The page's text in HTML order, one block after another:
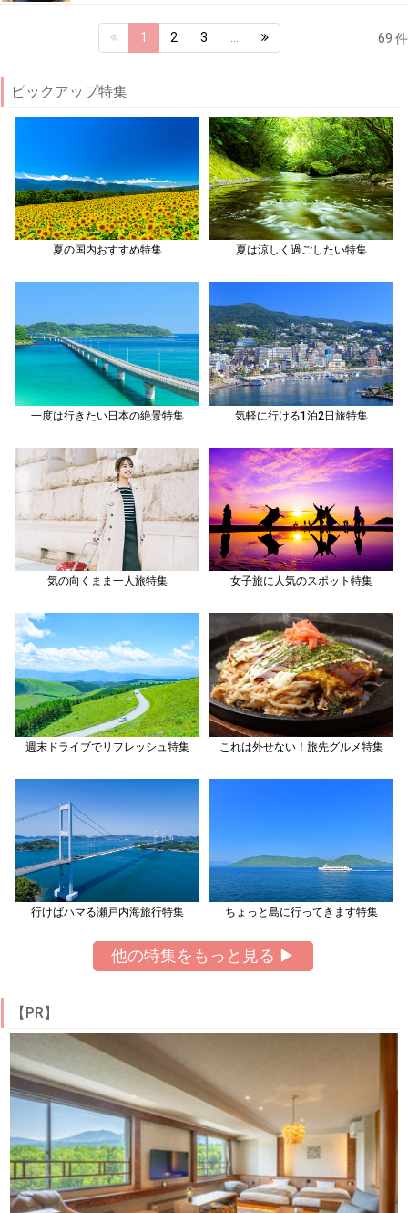
69 件
1 2 3
ピックアップ特集
夏の国内おすすめ特集 夏は涼しく過ごしたい特集
一度は行きたい日本の絶景特集 気軽に行ける1泊2日旅特集
気の向くまま一人旅特集 女子旅に人気のスポット特集
週末ドライブでリフレッシュ特集 これは外せない！旅先グルメ特集
行けばハマる瀬戸内海旅行特集 ちょっと島に行ってきます特集
他の特集をもっと見る ▶
【PR】